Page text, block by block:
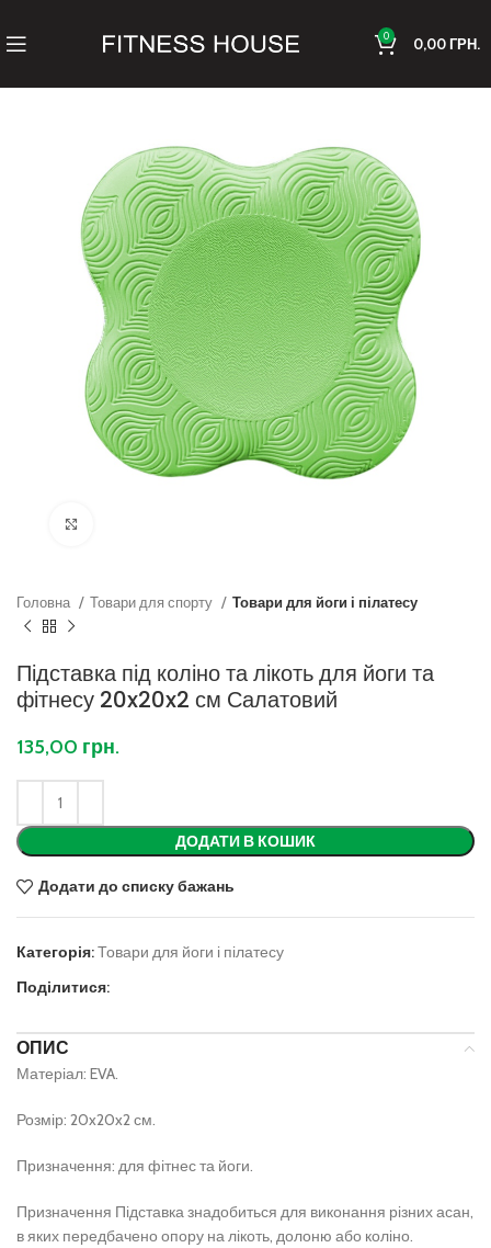
0 0,00ГРН.
Головна Товари для спорту Товари для йоги і пілатесу
Підставка під коліно та лікоть для йоги та
фітнесу 20x20x2 см Салатовий
135,00 грн.
ДОДАТИ В КОШИК
Додати до списку бажань
Категорія:Товари для йоги і пілатесу
Поділитися:
ОПИС
Матеріал: EVA.
Розмір: 20x20x2 см.
Призначення: для фітнес та йоги.
Призначення Підставка знадобиться для виконання різних асан,
в яких передбачено опору на лікоть, долоню або коліно.